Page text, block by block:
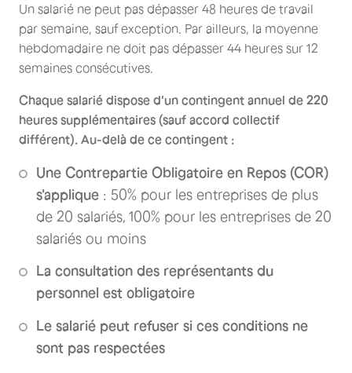
Un salarié ne peut pas dépasser 48 heures de travail
par semaine, sauf exception. Par ailleurs, la moyenne
hebdomadaire ne doit pas dépasser 44 heures sur 12
semaines consécutives.
Chaque salarié dispose d'un contingent annuel de 220
heures supplémentaires (sauf accord collectif
différent). Au-delà de ce contingent :
Une Contrepartie Obligatoire en Repos (COR)
s'applique : 50% pour les entreprises de plus
de 20 salariés, 100% pour les entreprises de 20
salariés ou moins
La consultation des représentants du
personnel est obligatoire
Le salarié peut refuser si ces conditions ne
sont pas respectées